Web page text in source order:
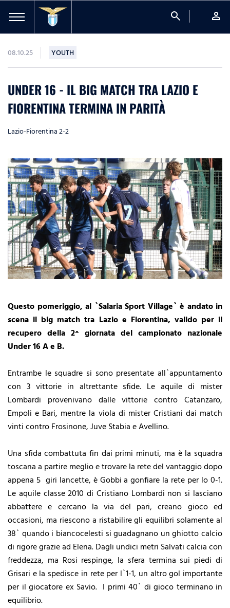
search person
08.10.25 YOUTH
UNDER 16 - IL BIG MATCH TRA LAZIO E
FIORENTINA TERMINA IN PARITÀ
Lazio-Fiorentina 2-2
Questo pomeriggio, al `Salaria Sport Village` è andato in
scena il big match tra Lazio e Fiorentina, valido per il
recupero della 2^ giornata del campionato nazionale
Under 16 A e B.
Entrambe le squadre si sono presentate all`appuntamento
con 3 vittorie in altrettante sfide. Le aquile di mister
Lombardi provenivano dalle vittorie contro Catanzaro,
Empoli e Bari, mentre la viola di mister Cristiani dai match
vinti contro Frosinone, Juve Stabia e Avellino.
Una sfida combattuta fin dai primi minuti, ma è la squadra
toscana a partire meglio e trovare la rete del vantaggio dopo
appena 5 giri lancette, è Gobbi a gonfiare la rete per lo 0-1.
Le aquile classe 2010 di Cristiano Lombardi non si lasciano
abbattere e cercano la via del pari, creano gioco ed
occasioni, ma riescono a ristabilire gli equilibri solamente al
38` quando i biancocelesti si guadagnano un ghiotto calcio
di rigore grazie ad Elena. Dagli undici metri Salvati calcia con
freddezza, ma Rosi respinge, la sfera termina sui piedi di
Grisari e la spedisce in rete per l`1-1, un altro gol importante
per il giocatore ex Savio. I primi 40` di gioco terminano in
equilibrio.